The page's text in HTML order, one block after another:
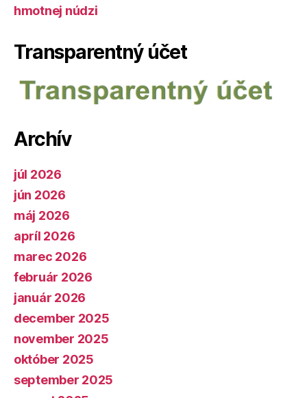
hmotnej núdzi
Transparentný účet
Archív
júl 2026
jún 2026
máj 2026
apríl 2026
marec 2026
február 2026
január 2026
december 2025
november 2025
október 2025
september 2025